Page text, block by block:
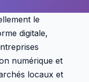
le
digitale,
numérique et
locaux et